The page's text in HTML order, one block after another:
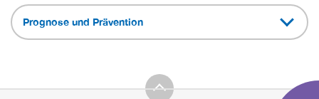
Prognose und Prävention